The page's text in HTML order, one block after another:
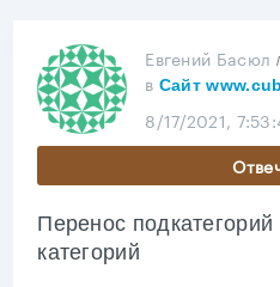
Евгений Басюл
в Сайт
8/17/2021,
Перенос
категорий